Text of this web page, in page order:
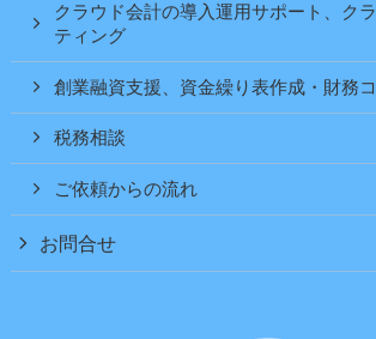
クラウド会計の導入運用サポート、ク
ティング
創業融資支援、資金繰り表作成・財務
税務相談
ご依頼からの流れ
お問合せ